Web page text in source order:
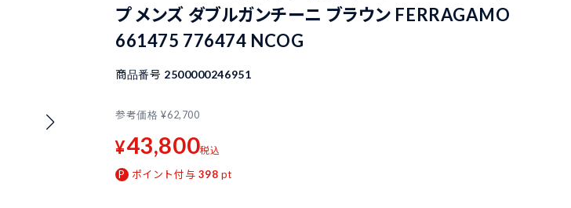
プ メンズ ダブルガンチーニ ブラウン FERRAGAMO
661475 776474 NCOG
商品番号 2500000246951
参考価格 ¥62,700
¥43,800税込
ポイント付与 398 pt